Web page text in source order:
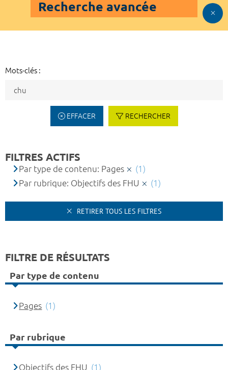
Recherche avancée
Mots-clés :
EFFACER RECHERCHER
FILTRES ACTIFS
Par type de contenu: Pages
(1)
Par rubrique: Objectifs des FHU
(1)
RETIRER TOUS LES FILTRES
FILTRE DE RÉSULTATS
Par type de contenu
Pages (1)
Par rubrique
Objectifs des FHU (1)